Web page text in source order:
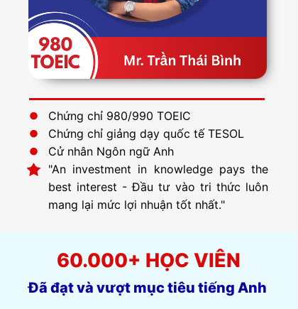
Chứng chỉ 980/990 TOEIC
Chứng chỉ giảng dạy quốc tế TESOL
Cử nhân Ngôn ngữ Anh
"An investment in knowledge pays the
best interest - Đầu tư vào tri thức luôn
mang lại mức lợi nhuận tốt nhất."
60.000+ HỌC VIÊN
Đã đạt và vượt mục tiêu tiếng Anh